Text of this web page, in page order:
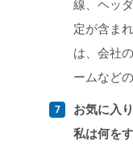
線、ヘッ
定が含ま
は、会社
ームなど
お気に入
私は何を